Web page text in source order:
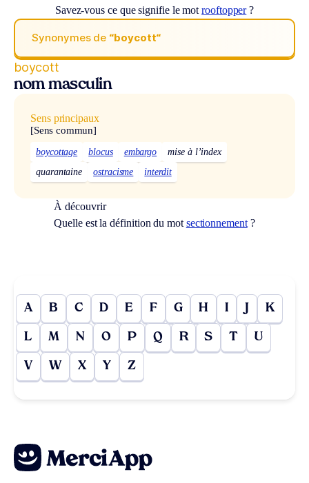
Savez-vous ce que signifie le motrooftopper?
Synonymes de “boycott“
boycott
nom masculin
Sens principaux
[Sens commun]
boycottage blocus embargo
mise à l’index
quarantaine
ostracisme interdit
À découvrir
Quelle est la définition du mot sectionnement?
A B C D E F G H I J K
L M N O P Q R S T U
V W X Y Z